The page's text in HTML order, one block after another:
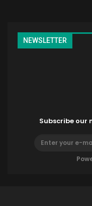
NEWSLETTER
Subscribe our